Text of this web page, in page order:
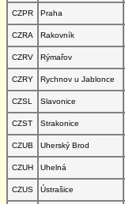
CZPR
Praha
CZRA
Rakovník
CZRV
Rýmařov
CZRY
Rychnov u Jablonce
CZSL
Slavonice
CZST
Strakonice
CZUB
Uherský Brod
CZUH
Uhelná
CZUS
Ústrašice